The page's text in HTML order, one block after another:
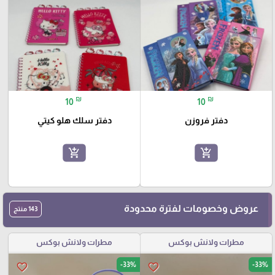
10 ₪
دفتر فروزن
add_shopping_cart
10 ₪
دفتر سلك هلو كيتي
add_shopping_cart
عروض وخصومات لفترة محدودة 143 منتج
مطرات ولانش بوكس
favorite_border -33%
مطرات ولانش بوكس
favorite_border -33%